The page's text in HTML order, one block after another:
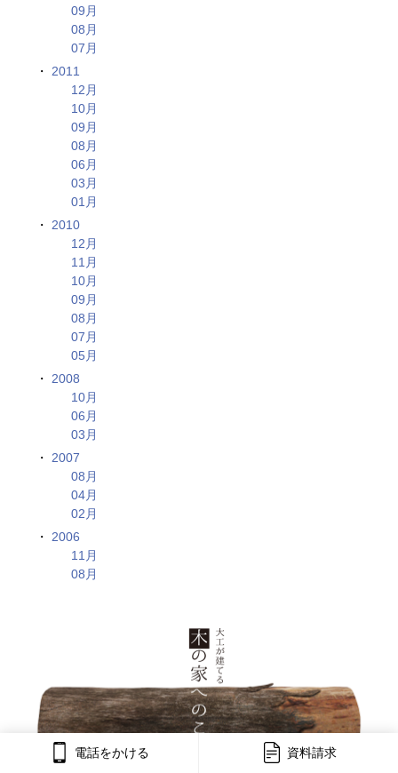
電話をかける 資料請求
09月
08月
07月
2011
12月
10月
09月
08月
06月
03月
01月
2010
12月
11月
10月
09月
08月
07月
05月
2008
10月
06月
03月
2007
08月
04月
02月
2006
11月
08月